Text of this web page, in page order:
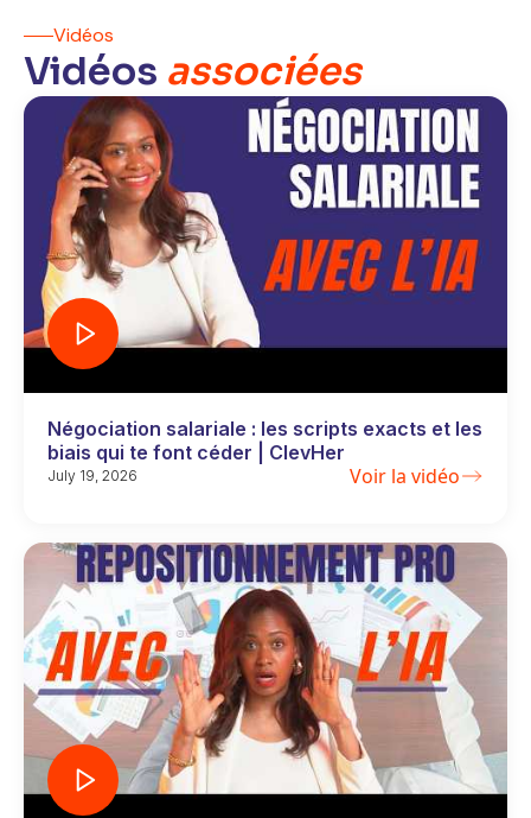
Vidéos
Vidéos associées
Négociation salariale : les scripts exacts et les
biais qui te font céder | ClevHer
July 19, 2026 Voir la vidéo